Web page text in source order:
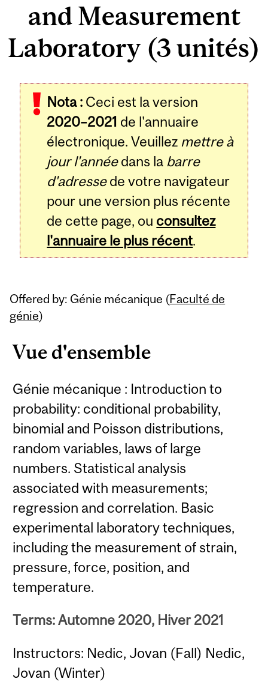
and Measurement
Laboratory (3 unités)
Nota : Ceci est la version
2020–2021 de l'annuaire
électronique. Veuillez mettre à
jour l'annéedans la barre
d'adressede votre navigateur
pour une version plus récente
de cette page, ou consultez
l'annuaire le plus récent.
Offered by: Génie mécanique (Faculté de
génie)
Vue d'ensemble
Génie mécanique : Introduction to
probability: conditional probability,
binomial and Poisson distributions,
random variables, laws of large
numbers. Statistical analysis
associated with measurements;
regression and correlation. Basic
experimental laboratory techniques,
including the measurement of strain,
pressure, force, position, and
temperature.
Terms: Automne 2020, Hiver 2021
Instructors: Nedic, Jovan (Fall) Nedic,
Jovan (Winter)
Related
Content